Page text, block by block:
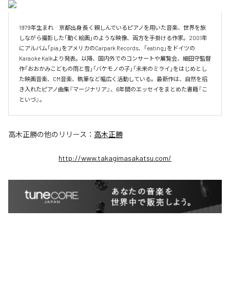
1979年生まれ　京都出身 長く親しんでいるピアノを用いた音楽、世界を旅
しながら撮影した「動く絵画」のような映像、両方を手掛ける作家。2001年
にアルバム「pia」をアメリカのCarpark Records、「eating」をドイツの
Karaoke Kalkより発表。以降、国内外でのコンサートや展覧会、細田守監督
作「おおかみこどもの雨と雪」「バケモノの子」「未来のミライ」をはじめとし
た映画音楽、CM音楽、執筆など幅広く活動している。最新作は、自然を招
き入れたピアノ曲集『マージナリア』、6年間のエッセイをまとめた書籍『こ
といづ』。
高木正勝の他のリリース： 高木正勝
http://www.takagimasakatsu.com/